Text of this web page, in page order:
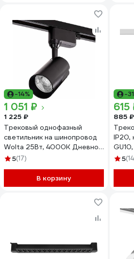
-14%
1 051 ₽
1 225 ₽
Трековый однофазный
светильник на шинопровод
Wolta 25Вт, 4000К Дневной
белый свет, Чёрный WTL-
5(17)
В корзину
-
615
885 ₽
IP20,
5